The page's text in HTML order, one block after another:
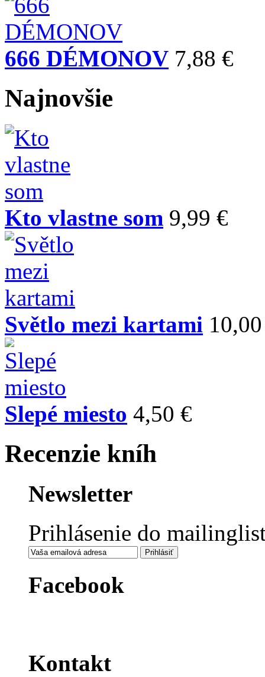
666 DÉMONOV 7,88 €
Najnovšie
Kto vlastne som 9,99 €
Světlo mezi kartami
Slepé miesto 4,50 €
Recenzie kníh
Newsletter
Prihlásenie do
Facebook
Kontakt